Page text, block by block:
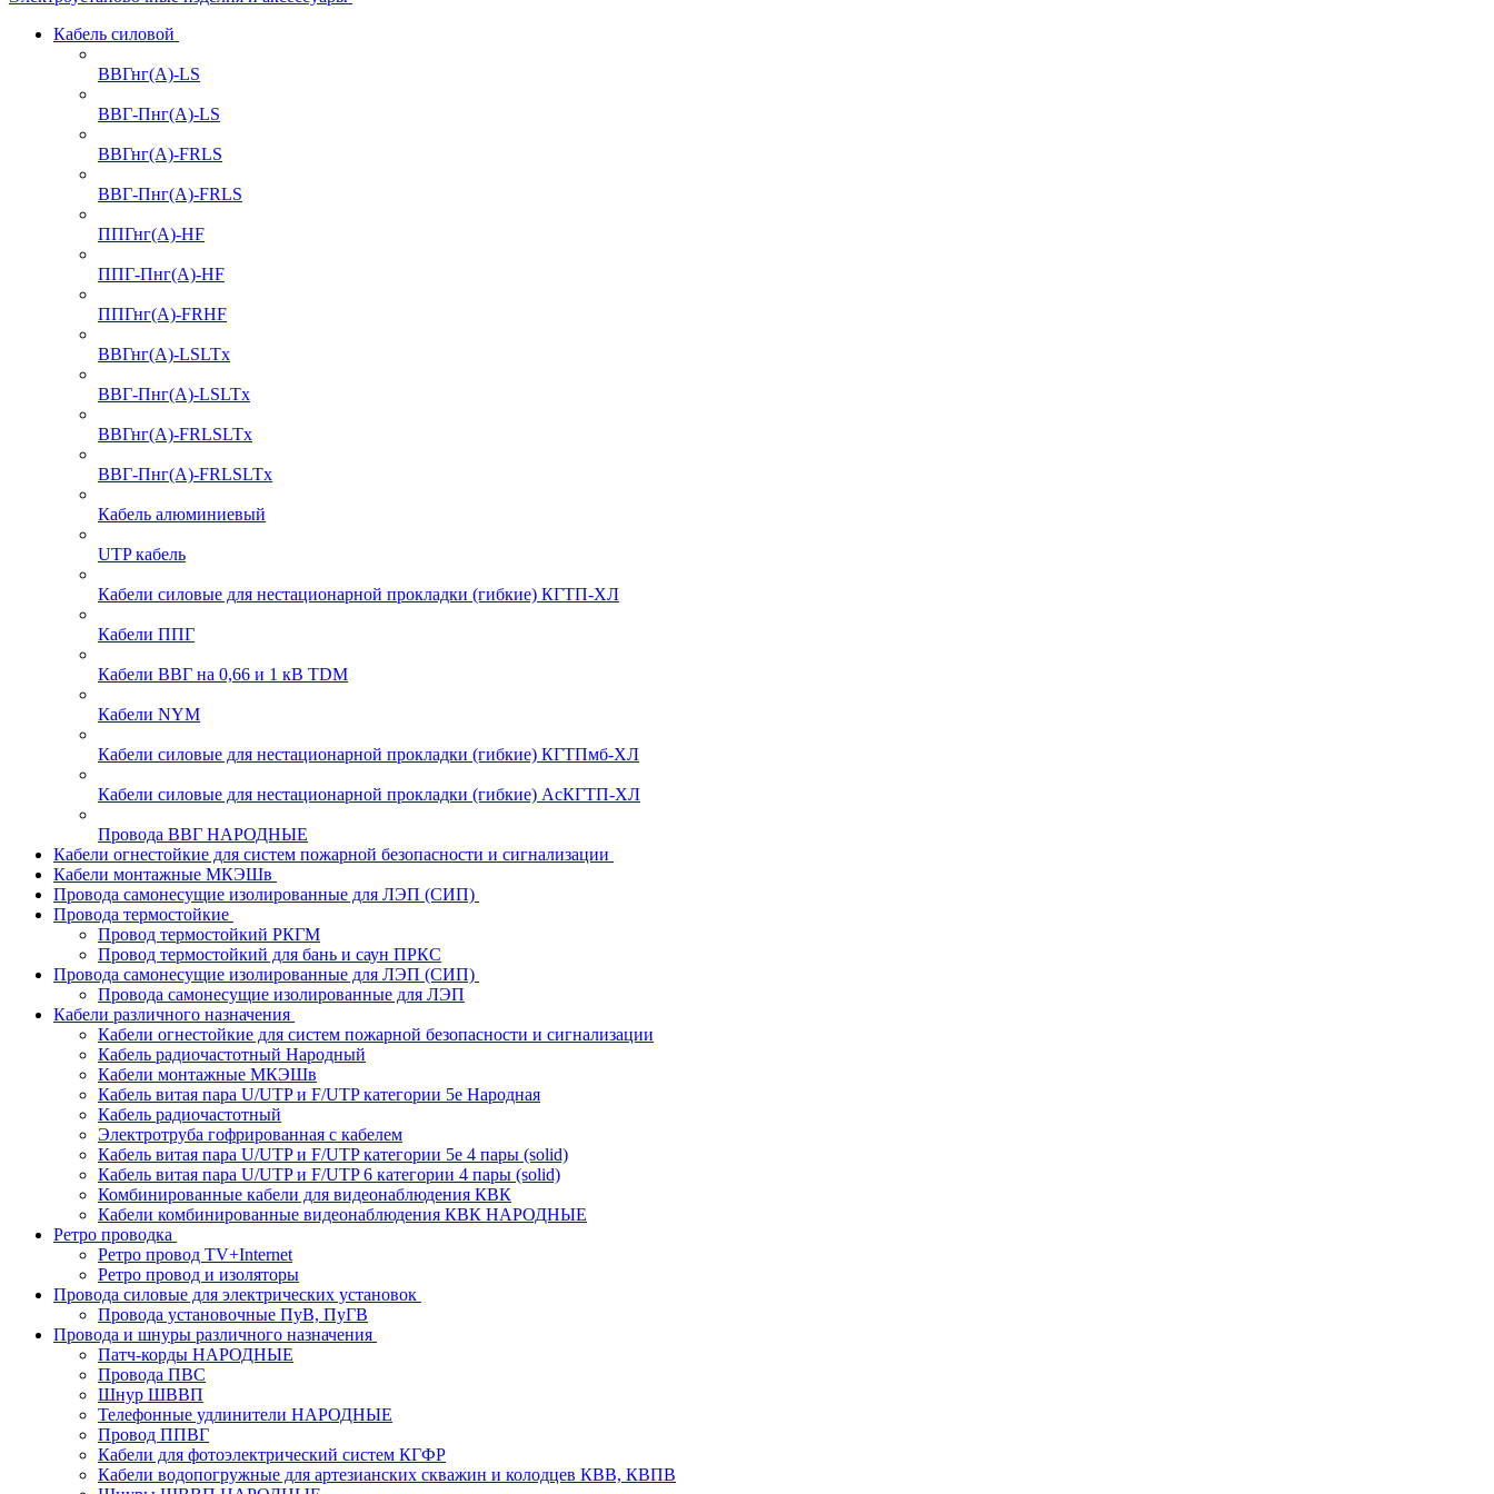
Кабель силовой
ВВГнг(А)-LS
ВВГ-Пнг(А)-LS
ВВГнг(А)-FRLS
ВВГ-Пнг(А)-FRLS
ППГнг(А)-HF
ППГ-Пнг(А)-HF
ППГнг(А)-FRHF
ВВГнг(А)-LSLTx
ВВГ-Пнг(А)-LSLTx
ВВГнг(А)-FRLSLTx
ВВГ-Пнг(А)-FRLSLTx
Кабель алюминиевый
UTP кабель
Кабели силовые для нестационарной прокладки (гибкие) КГТП-ХЛ
Кабели ППГ
Кабели ВВГ на 0,66 и 1 кВ TDM
Кабели NYM
Кабели силовые для нестационарной прокладки (гибкие) КГТПмб-ХЛ
Кабели силовые для нестационарной прокладки (гибкие) АсКГТП-ХЛ
Провода ВВГ НАРОДНЫЕ
Кабели огнестойкие для систем пожарной безопасности и сигнализации
Кабели монтажные МКЭШв
Провода самонесущие изолированные для ЛЭП (СИП)
Провода термостойкие
Провод термостойкий РКГМ
Провод термостойкий для бань и саун ПРКС
Провода самонесущие изолированные для ЛЭП (СИП)
Провода самонесущие изолированные для ЛЭП
Кабели различного назначения
Кабели огнестойкие для систем пожарной безопасности и сигнализации
Кабель радиочастотный Народный
Кабели монтажные МКЭШв
Кабель витая пара U/UTP и F/UTP категории 5е Народная
Кабель радиочастотный
Электротруба гофрированная с кабелем
Кабель витая пара U/UTP и F/UTP категории 5e 4 пары (solid)
Кабель витая пара U/UTP и F/UTP 6 категории 4 пары (solid)
Комбинированные кабели для видеонаблюдения КВК
Кабели комбинированные видеонаблюдения КВК НАРОДНЫЕ
Ретро проводка
Ретро провод TV+Internet
Ретро провод и изоляторы
Провода силовые для электрических установок
Провода установочные ПуВ, ПуГВ
Провода и шнуры различного назначения
Патч-корды НАРОДНЫЕ
Провода ПВС
Шнур ШВВП
Телефонные удлинители НАРОДНЫЕ
Провод ППВГ
Кабели для фотоэлектрический систем КГФР
Кабели водопогружные для артезианских скважин и колодцев КВВ, КВПВ